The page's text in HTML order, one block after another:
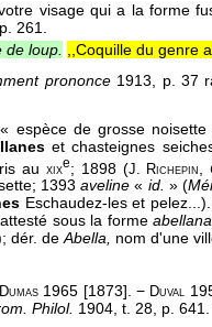
visage qui a la forme
261.
de loup. ,,Coquille du genre
prononce1913, p. 37
« espèce de grosse
et chasteignes
au xixe; 1898 (J. Richepin ,
1393aveline « id. » (
Eschaudez-les et
sous la formeabellana
dér. deAbella, nom d'une
Dumas 1965 [1873]. − Duval
Philol. 1904, t. 28, p.